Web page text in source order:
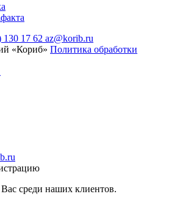
130 17 62 az@korib.ru
«Кориб» Политика обработки
среди наших клиентов.